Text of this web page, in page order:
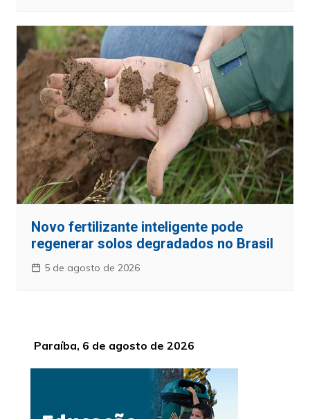
Novo fertilizante inteligente pode
regenerar solos degradados no Brasil
5 de agosto de 2026
Paraíba, 6 de agosto de 2026